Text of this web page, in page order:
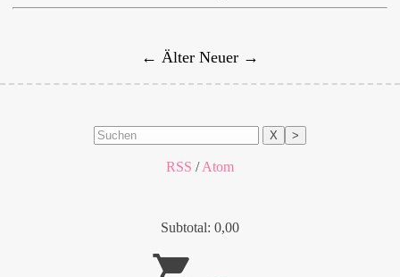
← Älter Neuer →
X >
RSS /Atom
Subtotal: 0,00